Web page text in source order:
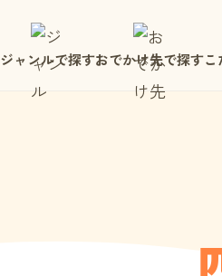
ジャンルで探すおでかけ先で探すこ